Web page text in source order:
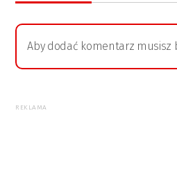
Aby dodać komentarz musisz
REKLAMA